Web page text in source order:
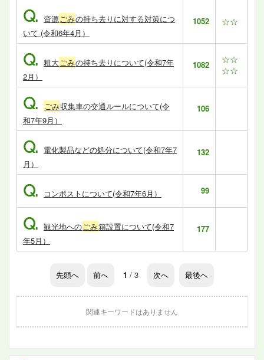
Q. 資源ごみの持ち去りに対する対策につ
いて (令和6年4月）
1052 ☆☆
Q. 粗大ごみの持ち去りについて(令和7年
2月）
1082
☆☆
☆☆
Q. ごみ収集車の交通ルールについて(令
和7年9月）
106
Q. 電化製品などの処分について(令和7年7
月）
132
Q. コンポストについて(令和7年6月） 99
Q. 観光地へのごみ箱設置について(令和7
年5月）
177
先頭へ 前へ 1 / 3 次へ 最後へ
関連キーワードはありません